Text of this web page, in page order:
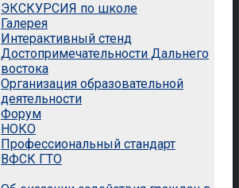
ЭКСКУРСИЯ по школе
Галерея
Интерактивный стенд
Достопримечательности Дальнего
востока
Организация образовательной
деятельности
Форум
НОКО
Профессиональный стандарт
ВФСК ГТО